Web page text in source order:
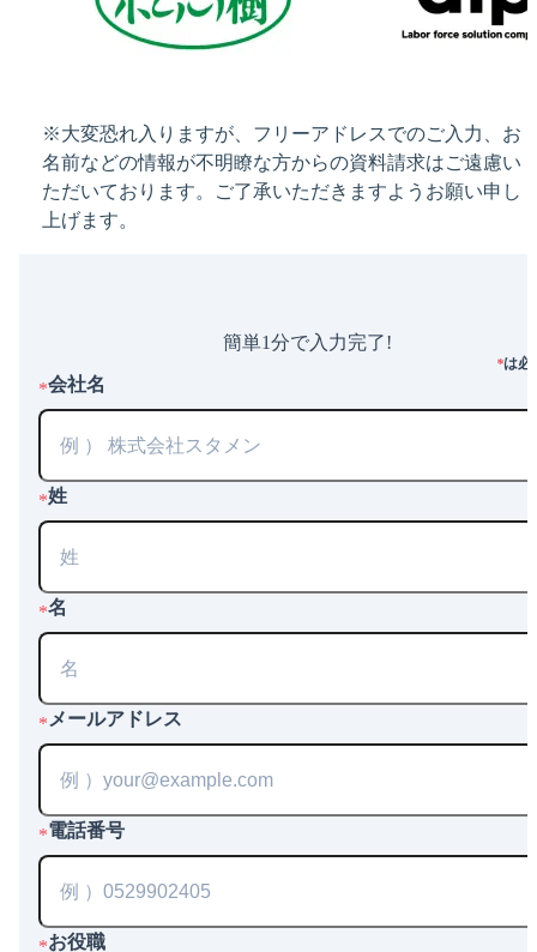
※大変恐れ入りますが、フリーアドレスでのご入力、お
名前などの情報が不明瞭な方からの資料請求はご遠慮い
ただいております。ご了承いただきますようお願い申し
上げます。
簡単1分で入力完了!
*は必
*会社名
*姓
*名
* メールアドレス
*電話番号
*お役職